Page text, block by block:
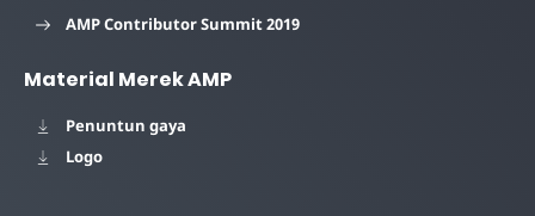
AMP Contributor Summit 2019
Material Merek AMP
Penuntun gaya
Logo